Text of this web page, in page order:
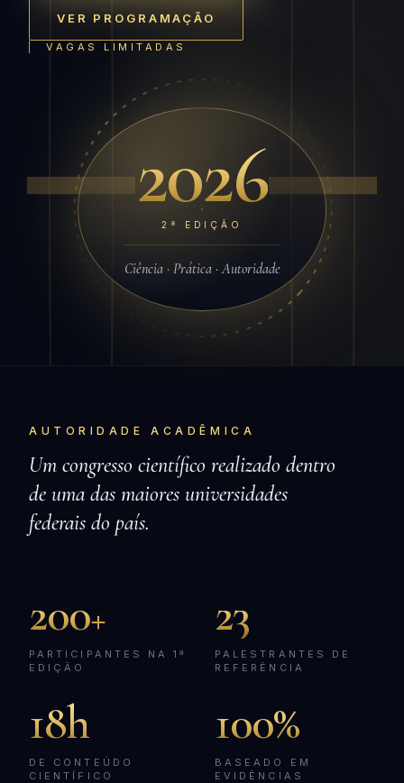
VER PROGRAMAÇÃO
VAGAS LIMITADAS
2026
2ª EDIÇÃO
Ciência · Prática · Autoridade
AUTORIDADE ACADÊMICA
Um congresso científico realizado dentro
de uma das maiores universidades
federais do país.
200+
PARTICIPANTES NA 1ª
EDIÇÃO
23
PALESTRANTES DE
REFERÊNCIA
18h
DE CONTEÚDO
CIENTÍFICO
100%
BASEADO EM
EVIDÊNCIAS